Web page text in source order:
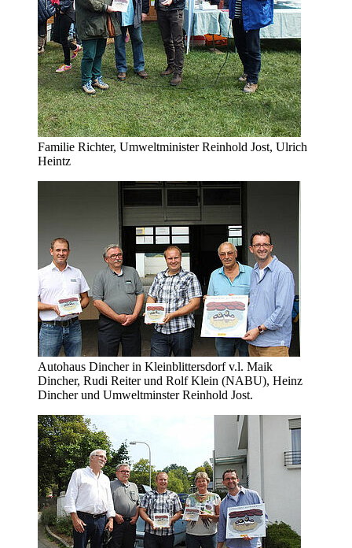
Familie Richter, Umweltminister Reinhold Jost, Ulrich
Heintz
Autohaus Dincher in Kleinblittersdorf v.l. Maik
Dincher, Rudi Reiter und Rolf Klein (NABU), Heinz
Dincher und Umweltminster Reinhold Jost.